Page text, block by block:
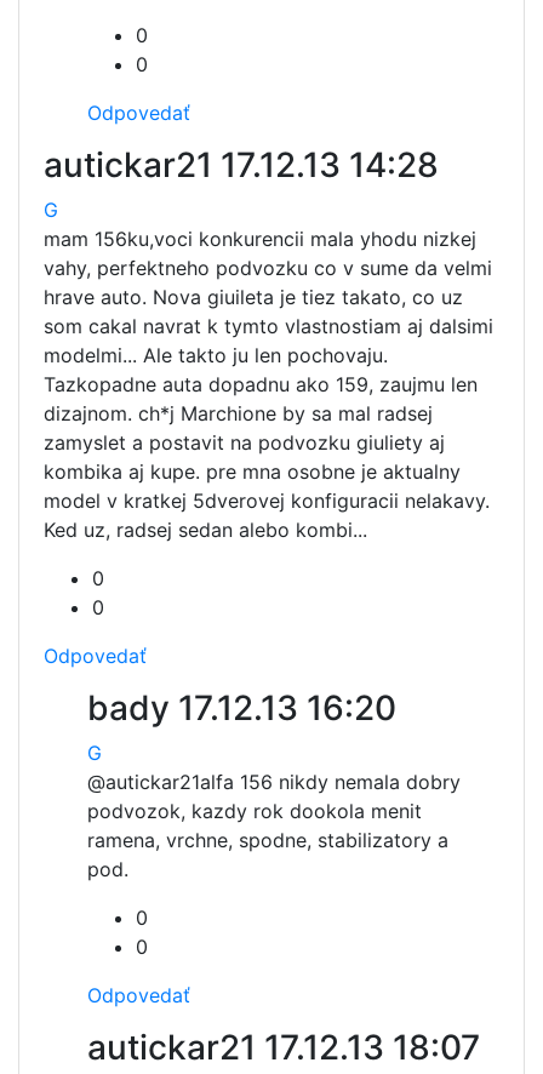
0
0
Odpovedať
autickar21 17.12.13 14:28
G
mam 156ku,voci konkurencii mala yhodu nizkej
vahy, perfektneho podvozku co v sume da velmi
hrave auto. Nova giuileta je tiez takato, co uz
som cakal navrat k tymto vlastnostiam aj dalsimi
modelmi... Ale takto ju len pochovaju.
Tazkopadne auta dopadnu ako 159, zaujmu len
dizajnom. ch*j Marchione by sa mal radsej
zamyslet a postavit na podvozku giuliety aj
kombika aj kupe. pre mna osobne je aktualny
model v kratkej 5dverovej konfiguracii nelakavy.
Ked uz, radsej sedan alebo kombi...
0
0
Odpovedať
bady 17.12.13 16:20
G
@autickar21alfa 156 nikdy nemala dobry
podvozok, kazdy rok dookola menit
ramena, vrchne, spodne, stabilizatory a
pod.
0
0
Odpovedať
autickar21 17.12.13 18:07